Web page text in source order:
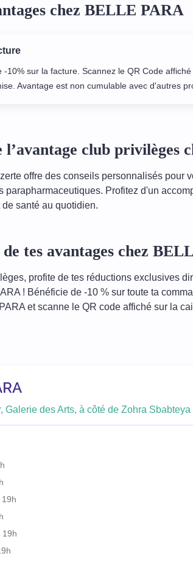
chez BELLE PARA
-10% sur la facture. Scannez le QR Code
Avantage est non cumulable avec d'autres
l’avantage club privilèges
offre des conseils personnalisés pour
parapharmaceutiques. Profitez d'un
santé au quotidien.
tes avantages chez
profite de tes réductions exclusives
! Bénéficie de -10 % sur toute ta
et scanne le QR code affiché sur la
Galerie des Arts, à côté de Zohra
19h